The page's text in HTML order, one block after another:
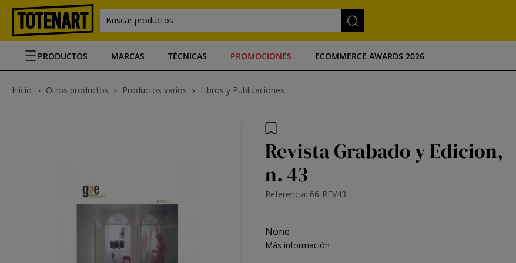
Buscar productos
PRODUCTOS MARCAS TÉCNICAS PROMOCIONES ECOMMERCE AWARDS 2026
Inicio Otros productos Productos varios Libros y Publicaciones
Revista Grabado y Edicion,
n. 43
Referencia: 66-REV43
None
Más información